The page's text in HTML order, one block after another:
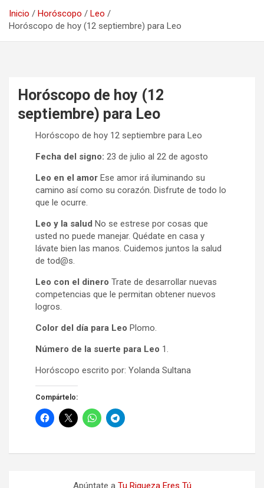
Inicio Horóscopo
Leo
Horóscopo de hoy (12 septiembre) para Leo
Horóscopo de hoy (12
septiembre) para Leo
Horóscopo de hoy 12 septiembre para Leo
Fecha del signo: 23 de julio al 22 de agosto
Leo en el amor Ese amor irá iluminando su
camino así como su corazón. Disfrute de todo lo
que le ocurre.
Leo y la salud No se estrese por cosas que
usted no puede manejar. Quédate en casa y
lávate bien las manos. Cuidemos juntos la salud
de tod@s.
Leo con el dinero Trate de desarrollar nuevas
competencias que le permitan obtener nuevos
logros.
Color del día para Leo Plomo.
Número de la suerte para Leo 1.
Horóscopo escrito por: Yolanda Sultana
Compártelo:
Apúntate a Tu Riqueza Eres Tú